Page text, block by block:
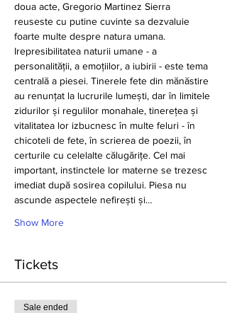
doua acte, Gregorio Martinez Sierra
reuseste cu putine cuvinte sa dezvaluie
foarte multe despre natura umana.
Irepresibilitatea naturii umane - a
personalității, a emoțiilor, a iubirii - este tema
centrală a piesei. Tinerele fete din mănăstire
au renunțat la lucrurile lumești, dar în limitele
zidurilor și regulilor monahale, tinerețea și
vitalitatea lor izbucnesc în multe feluri - în
chicoteli de fete, în scrierea de poezii, în
certurile cu celelalte călugărițe. Cel mai
important, instinctele lor materne se trezesc
imediat după sosirea copilului. Piesa nu
ascunde aspectele nefirești și…
Show More
Tickets
Sale ended